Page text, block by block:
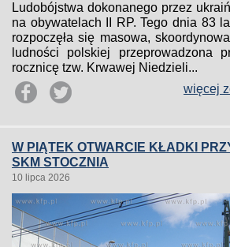
Ludobójstwa dokonanego przez
na obywatelach II RP. Tego dnia 83
rozpoczęła się masowa,
ludności polskiej przeprowadzona
rocznicę tzw. Krwawej Niedzieli...
więcej
W PIĄTEK OTWARCIE KŁADKI
SKM STOCZNIA
10 lipca 2026